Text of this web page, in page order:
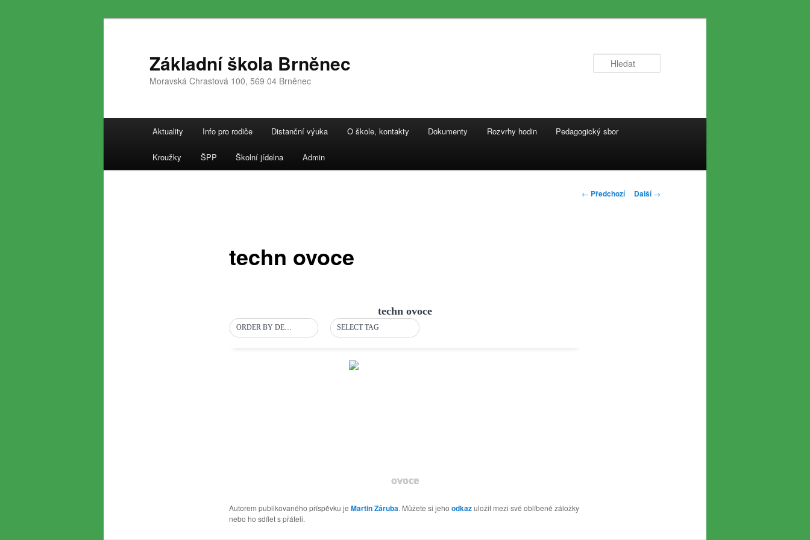
Základní škola Brněnec
Moravská Chrastová 100, 569 04 Brněnec
Aktuality Info pro rodiče Distanční výuka O škole, kontakty Dokumenty Rozvrhy hodin Pedagogický sbor
Kroužky ŠPP Školní jídelna Admin
Navigace
← Předchozí Další→
techn ovoce
techn ovoce
ORDER BY DEFAULT SELECT TAG
ovoce
Autorem publikovaného příspěvku je Martin Záruba. Můžete si jeho odkazuložit mezi své oblíbené záložky
nebo ho sdílet s přáteli.